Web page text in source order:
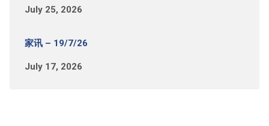
July 25, 2026
家讯 – 19/7/26
July 17, 2026